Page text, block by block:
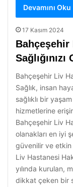
Devamını Oku
17 Kasım 2024
Bahçeşehir
Bahçeşehir Liv
Sağlık, insan
sağlıklı bir
hizmetlerine
Bahçeşehir Liv
olanakları en iyi
güvenilir ve etkin
Liv Hastanesi
yılında kurulan,
dikkat çeken bir